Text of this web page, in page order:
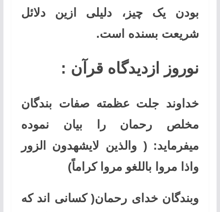
بودن یک چیز، دلیلی ازین دلائل
شریعت بسنده است.
نوروز ازدیدگاه قرآن :
خداوند جلت عظمته صفات بندگان
مخلص رحمان را بیان نموده
میفرماید: ( والذین لایشهدون الزور
واذا مروا باللغو مروا کراماً)
وبندگان خدای رحمان( کسانی اند که